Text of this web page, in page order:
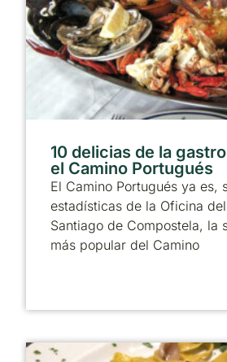
10 delicias de la
el Camino Portugués
El Camino Portugués ya es,
estadísticas de la Oficina
Santiago de Compostela, la
más popular del Camino